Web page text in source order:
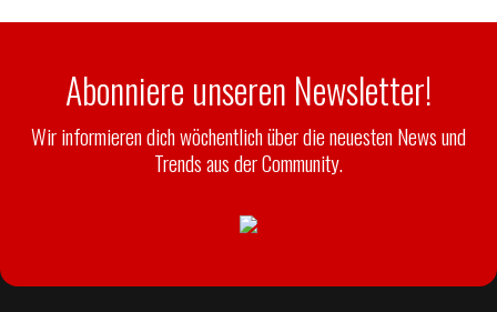
Abonniere unseren Newsletter!
Wir informieren dich wöchentlich über die neuesten News und
Trends aus der Community.